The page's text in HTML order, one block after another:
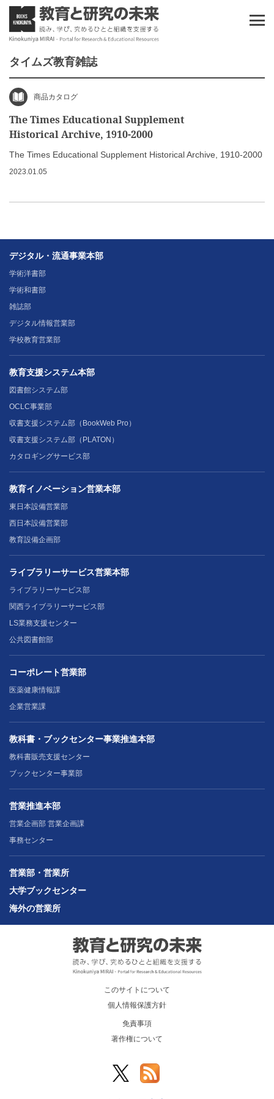
タイムズ教育雑誌
商品カタログ
The Times Educational Supplement
Historical Archive, 1910-2000
The Times Educational Supplement Historical Archive, 1910-2000
2023.01.05
デジタル・流通事業本部
学術洋書部
学術和書部
雑誌部
デジタル情報営業部
学校教育営業部
教育支援システム本部
図書館システム部
OCLC事業部
収書支援システム部（BookWeb Pro）
収書支援システム部（PLATON）
カタロギングサービス部
教育イノベーション営業本部
東日本設備営業部
西日本設備営業部
教育設備企画部
ライブラリーサービス営業本部
ライブラリーサービス部
関西ライブラリーサービス部
LS業務支援センター
公共図書館部
コーポレート営業部
医薬健康情報課
企業営業課
教科書・ブックセンター事業推進本部
教科書販売支援センター
ブックセンター事業部
営業推進本部
営業企画部 営業企画課
事務センター
営業部・営業所
大学ブックセンター
海外の営業所
このサイトについて
個人情報保護方針
免責事項
著作権について